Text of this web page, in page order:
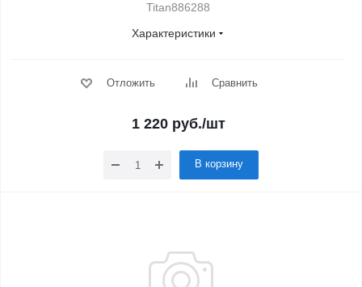
Titan886288
Характеристики
Отложить Сравнить
1 220руб./шт
В корзину